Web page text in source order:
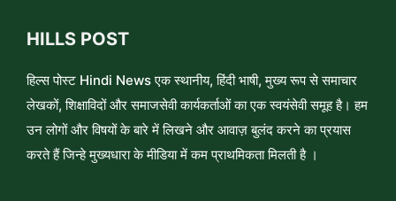
HILLS POST
हिल्स पोस्ट Hindi News एक स्थानीय, हिंदी भाषी, मुख्य रूप से समाचार
लेखकों, शिक्षाविदों और समाजसेवी कार्यकर्ताओं का एक स्वयंसेवी समूह है। हम
उन लोगों और विषयों के बारे में लिखने और आवाज़ बुलंद करने का प्रयास
करते हैं जिन्हे मुख्यधारा के मीडिया में कम प्राथमिकता मिलती है ।